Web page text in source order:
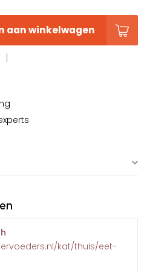
aan winkelwagen
kat/thuis/eet-